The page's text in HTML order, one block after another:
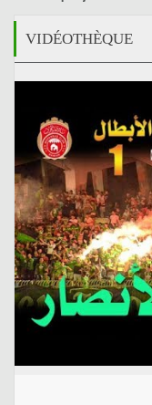
VIDÉOTHÈQUE